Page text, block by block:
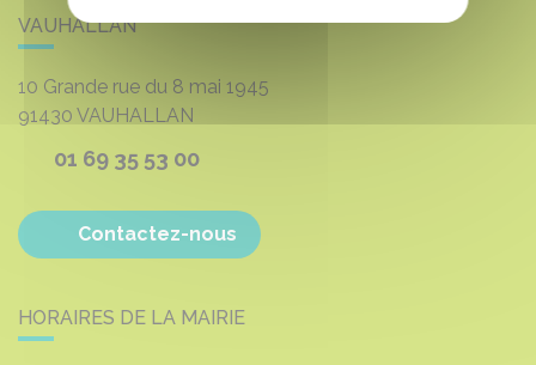
VAUHALLAN
10 Grande rue du 8 mai 1945
91430 VAUHALLAN
01 69 35 53 00
Contactez-nous
HORAIRES DE LA MAIRIE